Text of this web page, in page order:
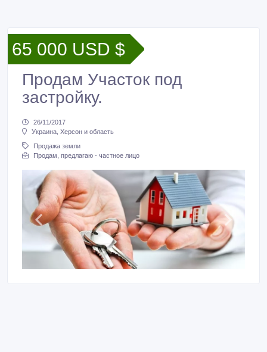
65 000 USD $
Продам Участок под
застройку.
26/11/2017
Украина, Херсон и область
Продажа земли
Продам, предлагаю - частное лицо